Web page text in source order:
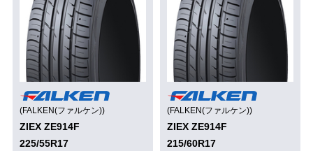
(FALKEN(ファルケン))
ZIEX ZE914F
225/55R17
(FALKEN(ファルケン))
ZIEX ZE914F
215/60R17